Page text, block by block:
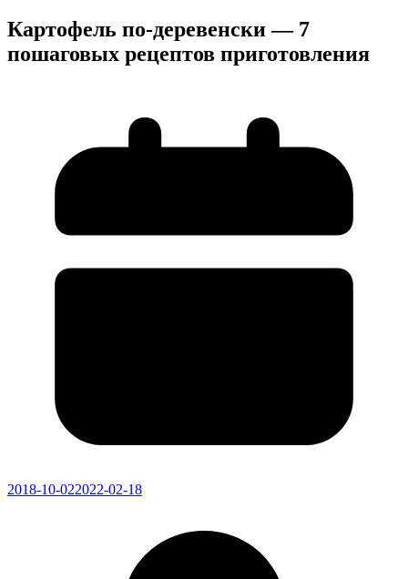
Картофель по-деревенски — 7
пошаговых рецептов приготовления
2018-10-022022-02-18